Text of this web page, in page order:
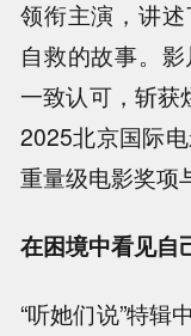
领衔主演，讲
自救的故事。
一致认可，斩获
2025北京国际
重量级电影奖项
在困境中看见自
“听她们说”特辑